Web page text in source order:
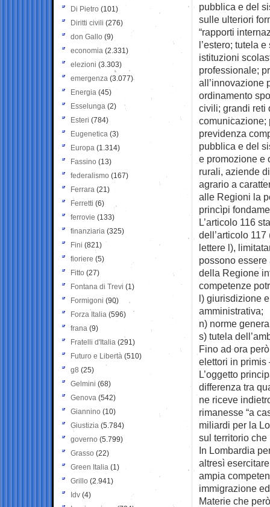
pubblica e del
sulle ulteriori
“rapporti
l’estero; tutela
istituzioni
professionale;
all’innovazione
ordinamento
civili; grandi reti
comunicazione;
previdenza
pubblica e del
e promozione e
rurali, aziende
agrario a
alle Regioni la
princìpi
L’articolo 116
dell’articolo
lettere l),
possono
della Regione
competenze
l) giurisdizione
amministrativa;
n) norme
s) tutela
Fino ad ora
elettori in
L’oggetto
differenza tra
ne riceve
rimanesse “a
miliardi per la
sul territorio che
In Lombardia
altresì
ampia
immigrazione
Materie che
Di Pietro (101)
Diritti civili (276)
don Gallo (9)
economia (2.331)
elezioni (3.303)
emergenza (3.077)
Energia (45)
Esselunga (2)
Esteri (784)
Eugenetica (3)
Europa (1.314)
Fassino (13)
federalismo (167)
Ferrara (21)
Ferretti (6)
ferrovie (133)
finanziaria (325)
Fini (821)
fioriere (5)
Fitto (27)
Fontana di Trevi (1)
Formigoni (90)
Forza Italia (596)
frana (9)
Fratelli d'Italia (291)
Futuro e Libertà (510)
g8 (25)
Gelmini (68)
Genova (542)
Giannino (10)
Giustizia (5.784)
governo (5.799)
Grasso (22)
Green Italia (1)
Grillo (2.941)
Idv (4)